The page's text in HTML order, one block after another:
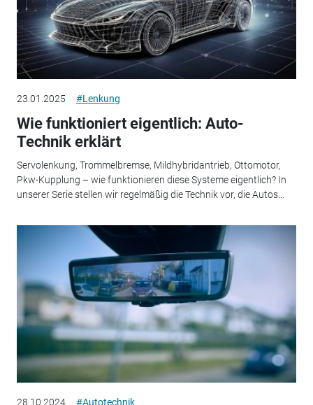
23.01.2025 #Lenkung
Wie funktioniert eigentlich: Auto-
Technik erklärt
Servolenkung, Trommelbremse, Mildhybridantrieb, Ottomotor,
Pkw-Kupplung – wie funktionieren diese Systeme eigentlich? In
unserer Serie stellen wir regelmäßig die Technik vor, die Autos...
28.10.2024 #Autotechnik